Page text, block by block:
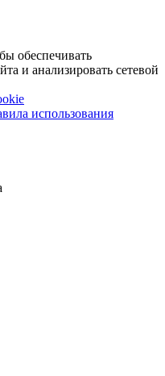
обеспечивать
и анализировать сетевой
использования